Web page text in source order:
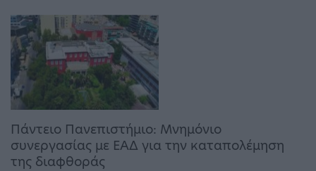
Πάντειο Πανεπιστήμιο: Μνημόνιο
συνεργασίας με ΕΑΔ για την καταπολέμηση
της διαφθοράς